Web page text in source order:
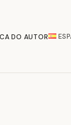
DO AUTOR